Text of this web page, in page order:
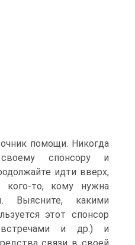
помощи. Никогда
спонсору и
идти вверх,
то, кому нужна
Выясните, какими
этот спонсор
встречами и др.) и